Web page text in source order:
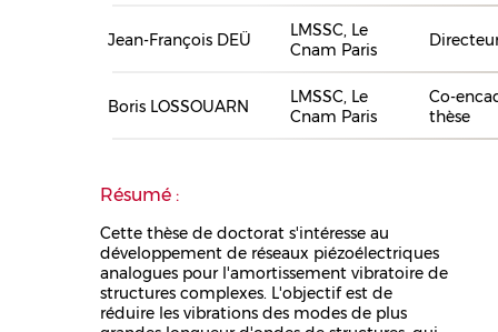
Jean-François DEÜ
LMSSC, Le
Cnam Paris
Boris LOSSOUARN
LMSSC, Le
Cnam Paris
Co-
thèse
Résumé :
Cette thèse de doctorat s'intéresse au
développement de réseaux piézoélectriques
analogues pour l'amortissement vibratoire de
structures complexes. L'objectif est de
réduire les vibrations des modes de plus